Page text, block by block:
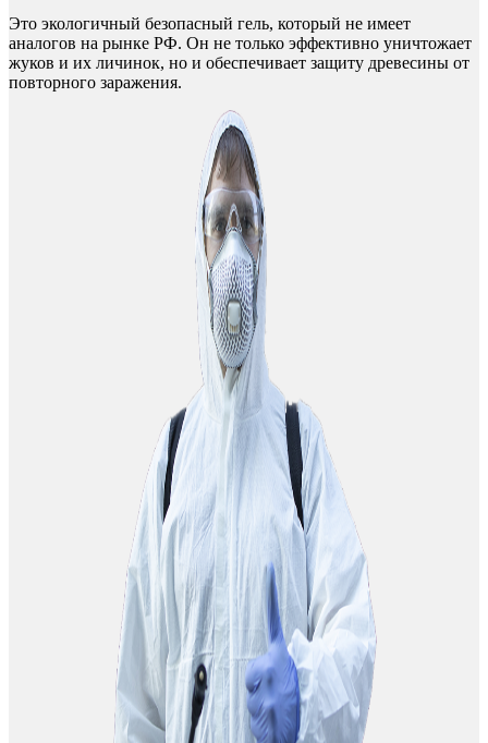
Это экологичный безопасный гель, который не имеет
аналогов на рынке РФ. Он не только эффективно уничтожает
жуков и их личинок, но и обеспечивает защиту древесины от
повторного заражения.